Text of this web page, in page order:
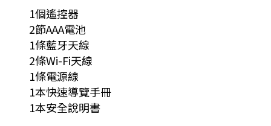
1個遙控器
2節AAA電池
1條藍牙天線
2條Wi-Fi天線
1條電源線
1本快速導覽手冊
1本安全說明書